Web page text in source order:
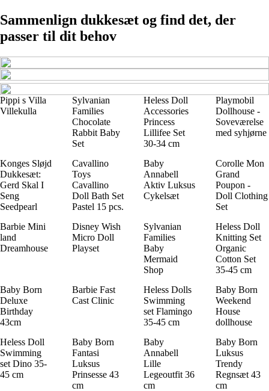
Sammenlign dukkesæt og find det, der
passer til dit behov
Pippi s Villa
Villekulla
Sylvanian
Families
Chocolate
Rabbit Baby
Set
Heless Doll
Accessories
Princess
Lillifee Set
30-34 cm
Playmobil
Dollhouse -
Soveværelse
med syhjørne
Konges Sløjd
Dukkesæt:
Gerd Skal I
Seng
Seedpearl
Cavallino
Toys
Cavallino
Doll Bath Set
Pastel 15 pcs.
Baby
Annabell
Aktiv Luksus
Cykelsæt
Corolle Mon
Grand
Poupon -
Doll Clothing
Set
Barbie Mini
land
Dreamhouse
Disney Wish
Micro Doll
Playset
Sylvanian
Families
Baby
Mermaid
Shop
Heless Doll
Knitting Set
Organic
Cotton Set
35-45 cm
Baby Born
Deluxe
Birthday
43cm
Barbie Fast
Cast Clinic
Heless Dolls
Swimming
set Flamingo
35-45 cm
Baby Born
Weekend
House
dollhouse
Heless Doll
Swimming
set Dino 35-
45 cm
Baby Born
Fantasi
Luksus
Prinsesse 43
cm
Baby
Annabell
Lille
Legeoutfit 36
cm
Baby Born
Luksus
Trendy
Regnsæt 43
cm